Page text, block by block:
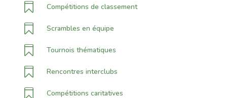
 Compétitions de classement
 Scrambles en équipe
 Tournois thématiques
 Rencontres interclubs
 Compétitions caritatives